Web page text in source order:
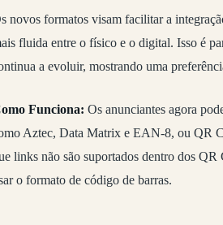
novos formatos visam facilitar a
fluida entre o físico e o digital. Isso é
a evoluir, mostrando uma
Funciona: Os anunciantes agora
Aztec, Data Matrix e EAN-8, ou QR
links não são suportados dentro dos
o formato de código de barras.